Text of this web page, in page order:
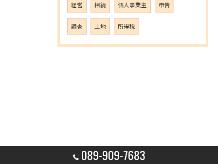
経営 相続 個人事業主 申告
調査 土地 所得税
089-909-7683